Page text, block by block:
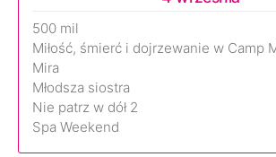
500 mil
Miłość, śmierć i dojrzewanie w Camp
Mira
Młodsza siostra
Nie patrz w dół 2
Spa Weekend